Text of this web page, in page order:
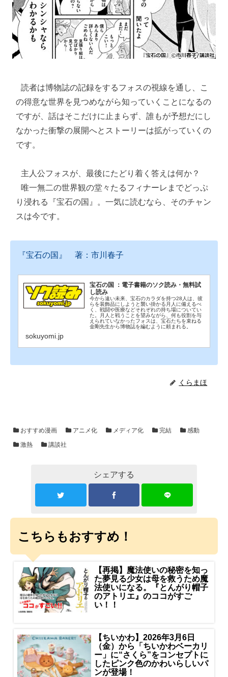
読者は博物誌の記録をするフォスの視線を通し、こ
の得意な世界を見つめながら知っていくことになるの
ですが、話はそこだけに止まらず、誰もが予想だにし
なかった衝撃の展開へとストーリーは拡がっていくの
です。
唯一無二の世界観の堂々たるフィナーレまでどっぷ
り浸れる『宝石の国』。一気に読むなら、そのチャン
スは今です。
『宝石の国』 著：市川春子
宝石の国 ：電子書籍のソク読み・無料試
し読み
今から遠い未来、宝石のカラダを持つ28人は、彼
らを装飾品にしようと襲い掛かる月人に備えるべ
く、戦闘や医療などそれぞれの持ち場についてい
た。月人と戦うことを望みながら、何も役割を与
えられていなかったフォスは、宝石たちを束ねる
金剛先生から博物誌を編むように頼まれる。
sokuyomi.jp
くらまほ
おすすめ漫画 アニメ化 メディア化 完結
感動
激熱
講談社
シェアする
こちらもおすすめ！
【再掲】魔法使いの秘密を知っ
た夢見る少女は母を救うため魔
法使いになる。『とんがり帽子
のアトリエ』のココがすご
い！！
【ちいかわ】2026年3月6日
（金）から「ちいかわベーカリ
ー」に“さくら”をコンセプトに
したピンク色のかわいらしいパ
ンが登場！